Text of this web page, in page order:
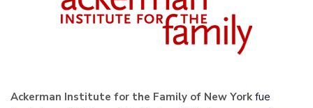
Ackerman Institute for the Family of New York fue